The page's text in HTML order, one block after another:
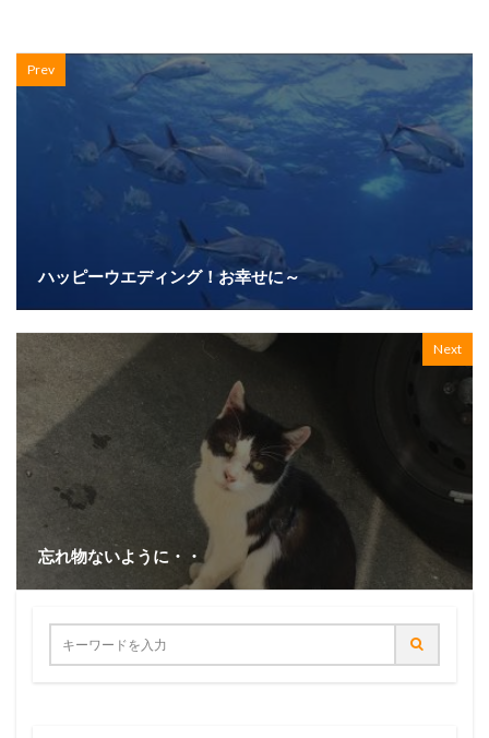
Prev
ハッピーウエディング！お幸せに～
Next
忘れ物ないように・・